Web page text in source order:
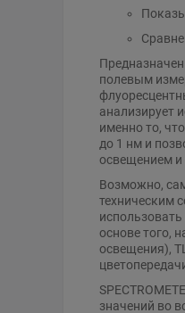
полевым
анализирует
именно то,
до 1 нм и
освещением
Возможно,
техническим
основе того,
освещения),
значений во